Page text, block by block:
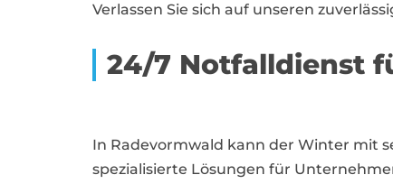
Verlassen Sie sich auf unseren
24/7 Notfalldienst
In Radevormwald kann der Winter mit
spezialisierte Lösungen für